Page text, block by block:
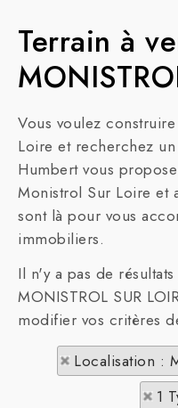
Terrain à
Vous voulez
Loire et recherchez
Humbert vous
Monistrol Sur Loire et
sont là pour vous
immobiliers.
Il n'y a pas de
MONISTROL SUR
modifier vos critères
Localisation :
1